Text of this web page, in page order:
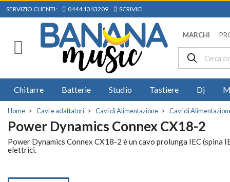
SERVIZIO CLIENTI: 0444 1343209 SCRIVICI
MARCHI
Chitarre Batterie Studio Tastiere Dj
Home Cavi e adattatori Cavi di Alimentazione Cavi di
Power Dynamics Connex CX18-2
Power Dynamics Connex CX18-2 è un cavo prolunga IEC (spina
elettrici.